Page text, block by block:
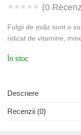
(0
Fulgii de ovăz sunt o
ridicat de vitamine,
În stoc
Descriere
Recenzii (0)